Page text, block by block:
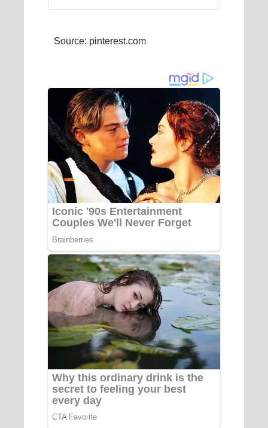
Source: pinterest.com